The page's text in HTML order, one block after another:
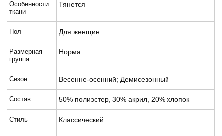
Особенности
ткани
Тянется
Пол Для женщин
Размерная
группа
Норма
Сезон Весенне-осенний; Демисезонный
Состав 50% полиэстер, 30% акрил, 20% хлопок
Стиль Классический